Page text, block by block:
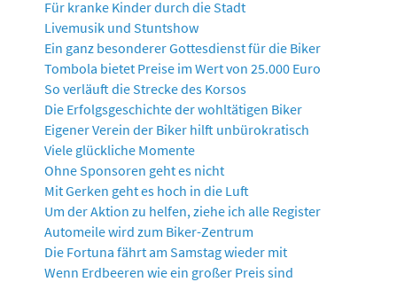
Für kranke Kinder durch die Stadt
Livemusik und Stuntshow
Ein ganz besonderer Gottesdienst für die Biker
Tombola bietet Preise im Wert von 25.000 Euro
So verläuft die Strecke des Korsos
Die Erfolgsgeschichte der wohltätigen Biker
Eigener Verein der Biker hilft unbürokratisch
Viele glückliche Momente
Ohne Sponsoren geht es nicht
Mit Gerken geht es hoch in die Luft
Um der Aktion zu helfen, ziehe ich alle Register
Automeile wird zum Biker-Zentrum
Die Fortuna fährt am Samstag wieder mit
Wenn Erdbeeren wie ein großer Preis sind